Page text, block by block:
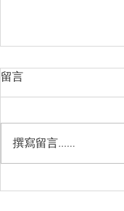
留言
撰寫留言......